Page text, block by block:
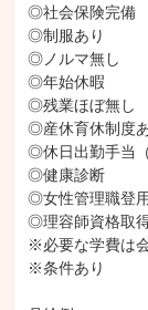
◎社会保険完備
◎制服あり
◎ノルマ無し
◎年始休暇
◎残業ほぼ無し
◎産休育休制度
◎休日出勤手当
◎健康診断
◎女性管理職登
◎理容師資格取
※必要な学費は
※条件あり